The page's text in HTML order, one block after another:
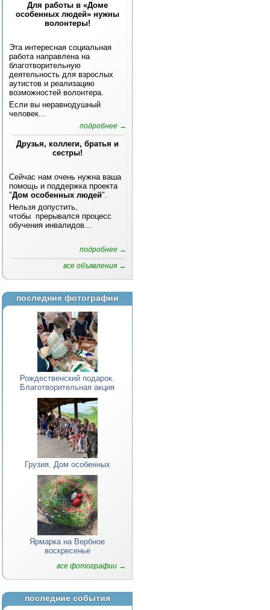
Для работы в «Доме
особенных людей» нужны
волонтеры!
Эта интересная социальная
работа направлена на
благотворительную
деятельность для взрослых
аутистов и реализацию
возможностей волонтера.
Если вы неравнодушный
человек...
подробнее →
Друзья, коллеги, братья и
сестры!
Сейчас нам очень нужна ваша
помощь и поддержка проекта
"Дом особенных людей".
Нельзя допустить,
чтобы прерывался процесс
обучения инвалидов...
подробнее →
все объявления →
последние фотографии
Рождественский подарок.
Благотворительная акция
Грузия. Дом особенных
Ярмарка на Вербное
воскресенье
все фотографии →
последние события